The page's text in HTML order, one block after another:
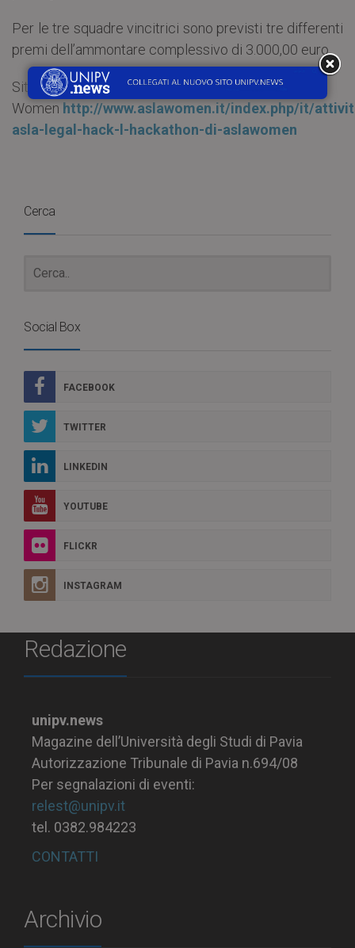
Per le tre squadre vincitrici sono previsti tre differenti
premi dell’ammontare complessivo di 3.000,00 euro.
Sito ASLA
Women http://www.aslawomen.it/index.php/it/
asla-legal-hack-l-hackathon-di-aslawomen
Cerca
Social Box
FACEBOOK
TWITTER
LINKEDIN
YOUTUBE
FLICKR
INSTAGRAM
Redazione
unipv.news
Magazine dell’Università degli Studi di Pavia
Autorizzazione Tribunale di Pavia n.694/08
Per segnalazioni di eventi:
relest@unipv.it
tel. 0382.984223
CONTATTI
Archivio